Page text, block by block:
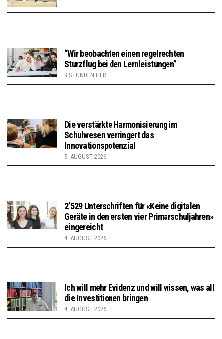
“Wir beobachten einen regelrechten
Sturzflug bei den Lernleistungen”
9 STUNDEN HER
Die verstärkte Harmonisierung im
Schulwesen verringert das
Innovationspotenzial
5. AUGUST 2026
2’529 Unterschriften für «Keine digitalen
Geräte in den ersten vier Primarschuljahren»
eingereicht
4. AUGUST 2026
Ich will mehr Evidenz und will wissen, was all
die Investitionen bringen
4. AUGUST 2026